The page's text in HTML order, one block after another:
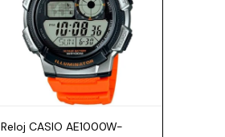
Reloj CASIO AE1000W-